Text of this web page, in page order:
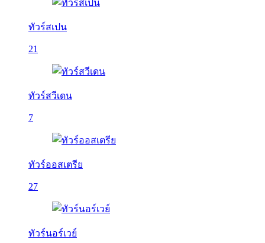
ทัวร์สเปน
21
ทัวร์สวีเดน
7
ทัวร์ออสเตรีย
27
ทัวร์นอร์เวย์